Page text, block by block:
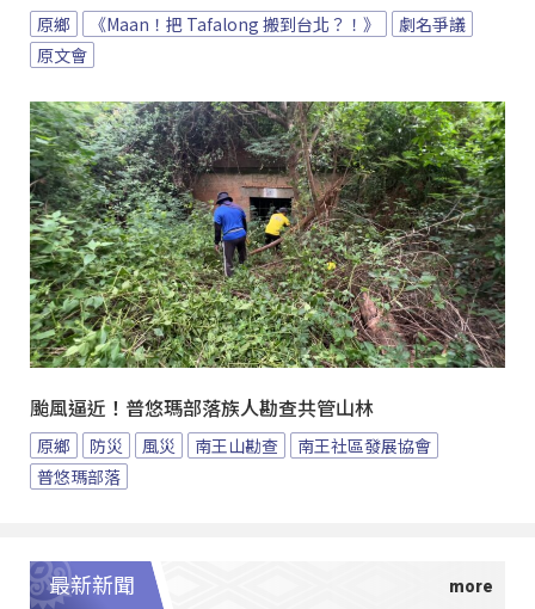
原鄉 《Maan！把 Tafalong 搬到台北？！》
劇名爭議
原文會
颱風逼近！普悠瑪部落族人勘查共管山林
原鄉 防災 風災 南王山勘查
南王社區發展協會
普悠瑪部落
最新新聞